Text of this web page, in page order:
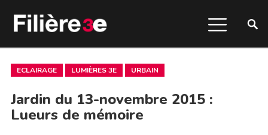
ECLAIRAGE LUMIÈRES 3E URBAIN
Jardin du 13-novembre 2015 :
Lueurs de mémoire